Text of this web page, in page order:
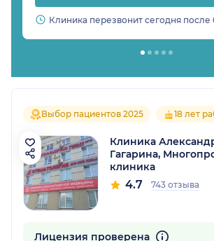
Клиника перезвонит сегодня после
Выбор пациентов 2025 18 лет
Клиника
Гагарина,
клиника
4.7 743 отзыва
Лицензия проверена